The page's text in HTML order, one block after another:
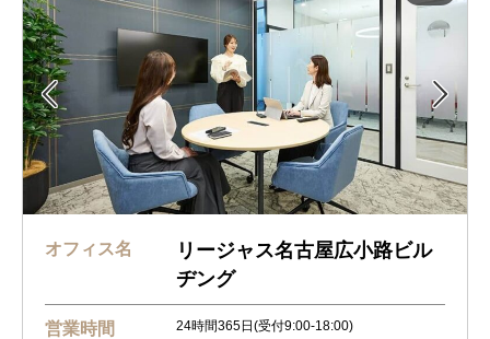
 
オフィス名
リージャス名古屋広小路ビル
ヂング
営業時間 24時間365日(受付9:00-18:00)